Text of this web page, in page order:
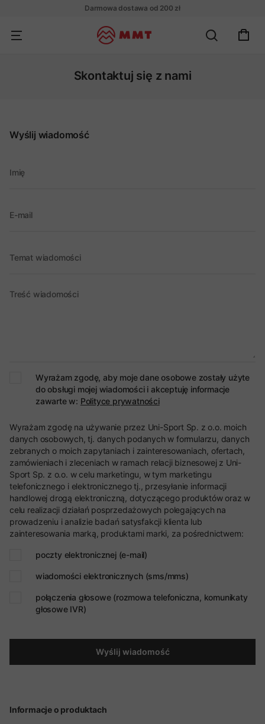
Darmowa dostawa od 200 zł
Skontaktuj się z nami
Informacje o produktach
Wyślij wiadomość
Imię
E-mail
Temat wiadomości
Treść wiadomości
Wyrażam zgodę, aby moje dane osobowe zostały użyte
do obsługi mojej wiadomości i akceptuję informacje
zawarte w: Polityce prywatności
Wyrażam zgodę na używanie przez Uni-Sport Sp. z o.o. moich
danych osobowych, tj. danych podanych w formularzu, danych
zebranych o moich zapytaniach i zainteresowaniach, ofertach,
zamówieniach i zleceniach w ramach relacji biznesowej z Uni-
Sport Sp. z o.o. w celu marketingu, w tym marketingu
telefonicznego i elektronicznego tj., przesyłanie informacji
handlowej drogą elektroniczną, dotyczącego produktów oraz w
celu realizacji działań posprzedażowych polegających na
prowadzeniu i analizie badań satysfakcji klienta lub
zainteresowania marką, produktami marki, za pośrednictwem:
poczty elektronicznej (e-mail)
wiadomości elektronicznych (sms/mms)
połączenia głosowe (rozmowa telefoniczna, komunikaty
głosowe IVR)
Wyślij wiadomość